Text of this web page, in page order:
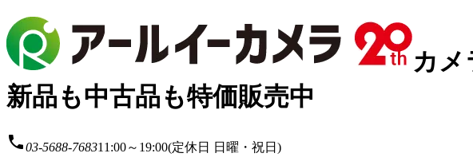
カ
新品も中古品も特価販売中
local_phone03-5688-768311:00～19:00(定休日 日曜・祝日)